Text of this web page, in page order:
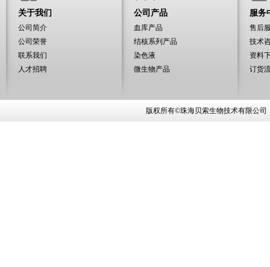
关于我们
公司简介
公司荣誉
联系我们
人才招聘
公司产品
血库产品
结核系列产品
染色液
微生物产品
服务
售后
技术
资料
订货
版权所有©珠海贝索生物技术